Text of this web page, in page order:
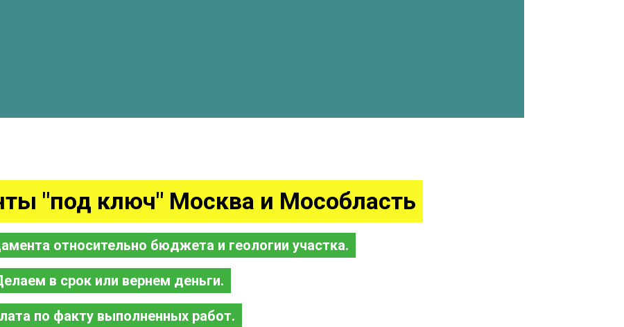
"под ключ" Москва и Мособласть
относительно бюджета и геологии участка.
в срок или вернем деньги.
по факту выполненных работ.